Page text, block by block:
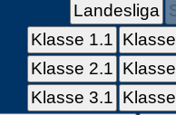
Landesliga
Klasse 1.1
Klasse 2.1
Klasse 3.1